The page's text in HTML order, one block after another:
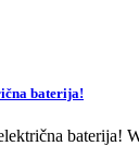
baterija!
baterija!